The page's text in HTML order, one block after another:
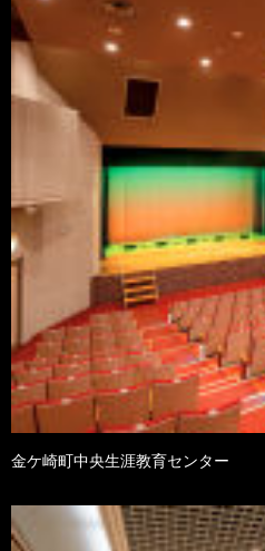
金ケ崎町中央生涯教育センター